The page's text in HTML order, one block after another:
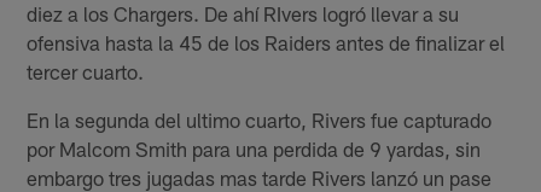
diez a los Chargers. De ahí RIvers logró llevar a su
ofensiva hasta la 45 de los Raiders antes de finalizar el
tercer cuarto.
En la segunda del ultimo cuarto, Rivers fue capturado
por Malcom Smith para una perdida de 9 yardas, sin
embargo tres jugadas mas tarde Rivers lanzó un pase